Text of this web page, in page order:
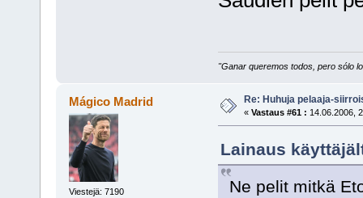
"Ganar queremos todos, pero sólo
Mágico Madrid
Viestejä: 7190
Re: Huhuja pelaaja-
« Vastaus #61 : 14.06.2006,
Lainaus
Ne pelit mitkä